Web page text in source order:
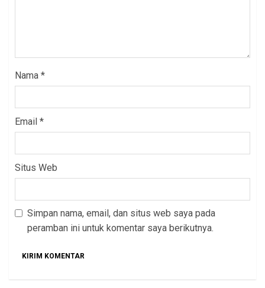
Nama *
Email *
Situs Web
Simpan nama, email, dan situs web saya pada
peramban ini untuk komentar saya berikutnya.